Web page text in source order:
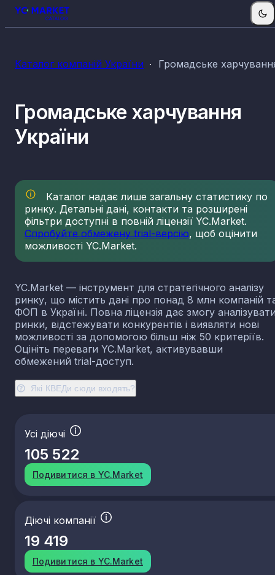
Каталог компаній України Громадське
Які КВЕДи сюди входять?
Громадське харчування
України
Каталог надає лише загальну статистику по
ринку. Детальні дані, контакти та розширені
фільтри доступні в повній ліцензії YC.Market.
Спробуйте обмежену trial-версію, щоб оцінити
можливості YC.Market.
YC.Market — інструмент для стратегічного аналізу
ринку, що містить дані про понад 8 млн компаній
ФОП в Україні. Повна ліцензія дає змогу
ринки, відстежувати конкурентів і виявляти нові
можливості за допомогою більш ніж 50 критеріїв.
Оцініть переваги YC.Market, активувавши
обмежений trial-доступ.
Усі діючі
105 522
Подивитися в YC.Market
Діючі компанії
19 419
Подивитися в YC.Market
КВЕДи громадського харчування
56.29 Постачання інших готових страв
56.30 Обслуговування напоями